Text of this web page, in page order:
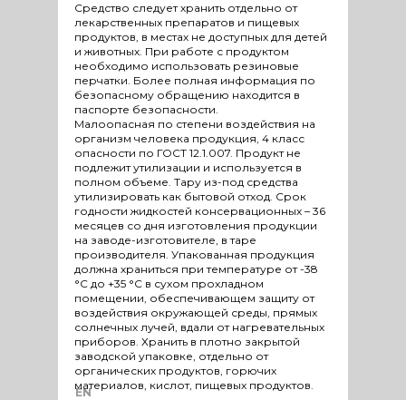
Средство следует хранить отдельно от
лекарственных препаратов и пищевых
продуктов, в местах не доступных для детей
и животных. При работе с продуктом
необходимо использовать резиновые
перчатки. Более полная информация по
безопасному обращению находится в
паспорте безопасности.
Малоопасная по степени воздействия на
организм человека продукция, 4 класс
опасности по ГОСТ 12.1.007. Продукт не
подлежит утилизации и используется в
полном объеме. Тару из-под средства
утилизировать как бытовой отход. Срок
годности жидкостей консервационных – 36
месяцев со дня изготовления продукции
на заводе-изготовителе, в таре
производителя. Упакованная продукция
должна храниться при температуре от -38
°С до +35 °С в сухом прохладном
помещении, обеспечивающем защиту от
воздействия окружающей среды, прямых
солнечных лучей, вдали от нагревательных
приборов. Хранить в плотно закрытой
заводской упаковке, отдельно от
органических продуктов, горючих
материалов, кислот, пищевых продуктов.
EN